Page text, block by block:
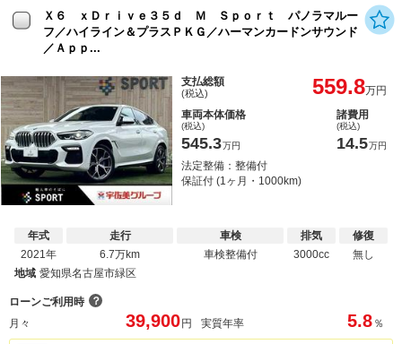
Ｘ６ ｘＤｒｉｖｅ３５ｄ Ｍ Ｓｐｏｒｔ パノラマルー
フ／ハイライン＆プラスＰＫＧ／ハーマンカードンサウンド
／Ａｐｐ...
支払総額
(税込) 559.8万円
車両本体価格
(税込)
545.3万円
諸費用
(税込)
14.5万円
法定整備：整備付
保証付 (1ヶ月・1000km)
年式
2021年
走行
6.7万km
車検
車検整備付
排気
3000cc
修復
無し
地域 愛知県名古屋市緑区
ローンご利用時 ？
月々
39,900円 実質年率 5.8 ％